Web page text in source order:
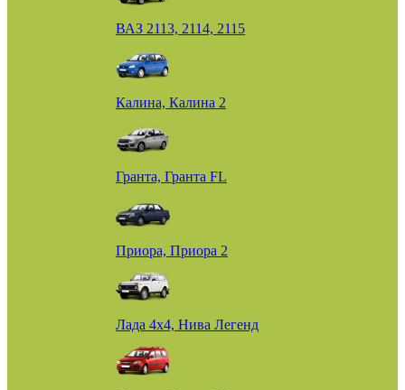
ВАЗ 2113, 2114, 2115
Калина, Калина 2
Гранта, Гранта FL
Приора, Приора 2
Лада 4х4, Нива Легенд